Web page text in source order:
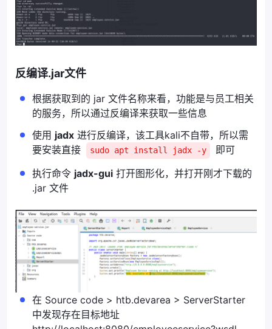
反编译.jar文件
根据获取到的 jar 文件名称来看，功能是与员工相关
的服务，所以通过反编译来获取一些信息
使用 jadx 进行反编译，该工具kali不自带，所以需
要安装直接
sudo apt install jadx -y
即可
执行命令 jadx-gui 打开图形化，并打开刚才下载的
.jar 文件
在 Source code > htb.devarea > ServerStarter
中发现存在目标地址